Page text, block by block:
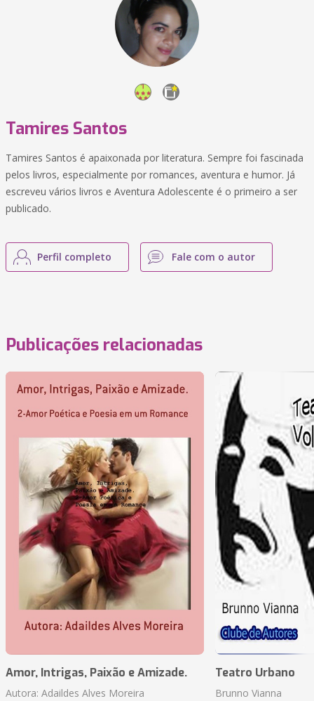
Tamires Santos
Tamires Santos é apaixonada por literatura. Sempre foi fascinada
pelos livros, especialmente por romances, aventura e humor. Já
escreveu vários livros e Aventura Adolescente é o primeiro a ser
publicado.
Perfil completo Fale com o autor
Publicações relacionadas
Amor, Intrigas, Paixão e Amizade.
Autora: Adaildes Alves Moreira
Teatro Urbano
Brunno Vianna